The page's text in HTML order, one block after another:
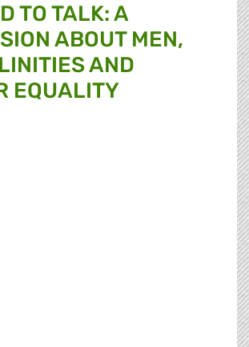
TO TALK: A
ABOUT MEN,
AND
EQUALITY